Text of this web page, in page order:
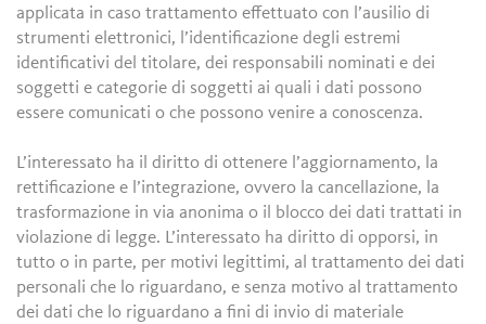
applicata in caso trattamento effettuato con l’ausilio di
strumenti elettronici, l’identificazione degli estremi
identificativi del titolare, dei responsabili nominati e dei
soggetti e categorie di soggetti ai quali i dati possono
essere comunicati o che possono venire a conoscenza.
L’interessato ha il diritto di ottenere l’aggiornamento, la
rettificazione e l’integrazione, ovvero la cancellazione, la
trasformazione in via anonima o il blocco dei dati trattati in
violazione di legge. L’interessato ha diritto di opporsi, in
tutto o in parte, per motivi legittimi, al trattamento dei dati
personali che lo riguardano, e senza motivo al trattamento
dei dati che lo riguardano a fini di invio di materiale